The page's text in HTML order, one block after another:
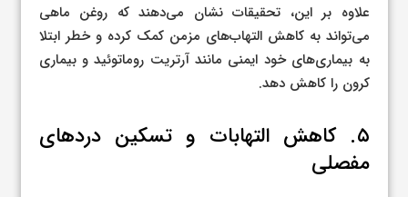
علاوه بر این، تحقیقات نشان می‌دهند که روغن ماهی
می‌تواند به کاهش التهاب‌های مزمن کمک کرده و خطر ابتلا
به بیماری‌های خود ایمنی مانند آرتریت روماتوئید و بیماری
کرون را کاهش دهد.
۵. کاهش التهابات و تسکین دردهای
مفصلی